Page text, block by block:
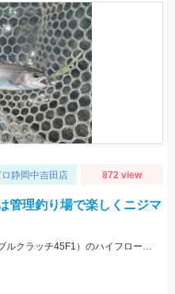
ロ静岡中吉田店 872 view
管理釣り場で楽しくニジマ
ミノー（シュヴァーンシャッドHFやダブルクラッチ45F1）のハイフロート釣法に好反応でした！